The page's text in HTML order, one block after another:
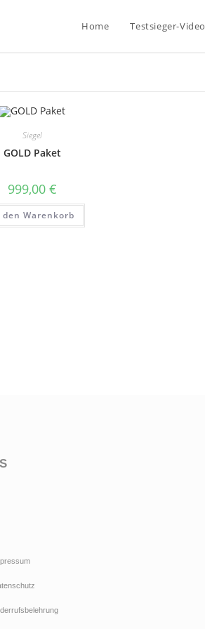
Home Testsieger-Video
Siegel
GOLD Paket
999,00 €
den Warenkorb